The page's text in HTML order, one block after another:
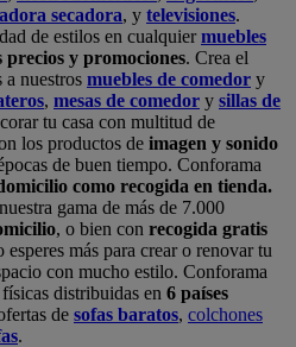
secadora, y televisiones.
de estilos en cualquiermuebles
precios y promociones. Crea el
a nuestros muebles de comedor y
, mesas de comedor y sillas de
tu casa con multitud de
los productos de imagen y sonido
de buen tiempo. Conforama
como recogida en tienda.
gama de más de 7.000
, o bien con recogida gratis
esperes más para crear o renovar tu
con mucho estilo. Conforama
físicas distribuidas en 6 países
de sofas baratos, colchones
.